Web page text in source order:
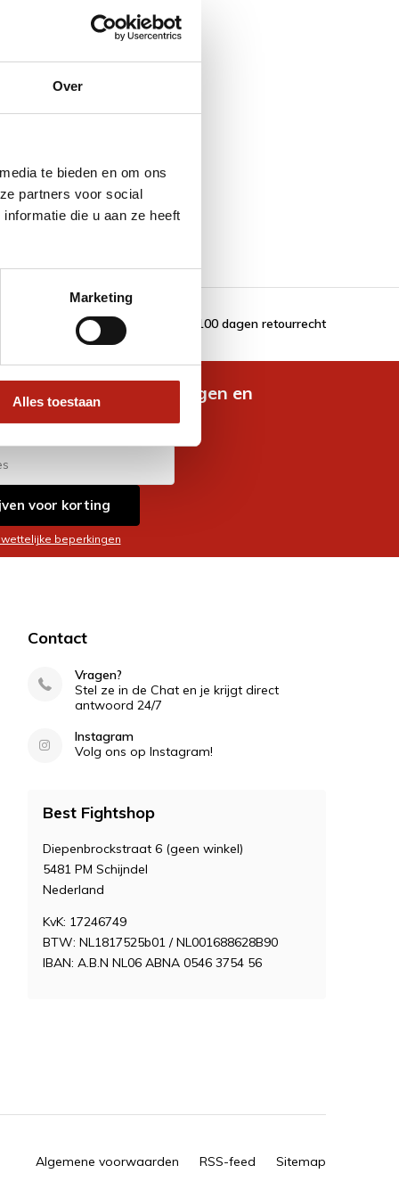
Over
te bieden en om ons
partners voor social
die u aan ze heeft
Marketing
Alles toestaan
100 dagen retourrecht
nieuwste aanbiedingen en
voor korting
beperkingen
Contact
Vragen?
Stel ze in de Chat en je krijgt direct
antwoord 24/7
Instagram
Volg ons op Instagram!
Best Fightshop
Diepenbrockstraat 6 (geen winkel)
5481 PM Schijndel
Nederland
KvK: 17246749
BTW: NL1817525b01 / NL001688628B90
IBAN: A.B.N NL06 ABNA 0546 3754 56
Algemene voorwaarden RSS-feed Sitemap